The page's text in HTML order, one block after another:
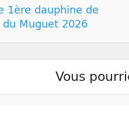
1ère dauphine de
Muguet 2026
Vous